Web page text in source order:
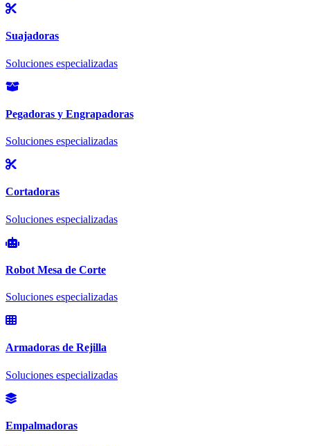
Suajadoras
Soluciones especializadas
Pegadoras y Engrapadoras
Soluciones especializadas
Cortadoras
Soluciones especializadas
Robot Mesa de Corte
Soluciones especializadas
Armadoras de Rejilla
Soluciones especializadas
Empalmadoras